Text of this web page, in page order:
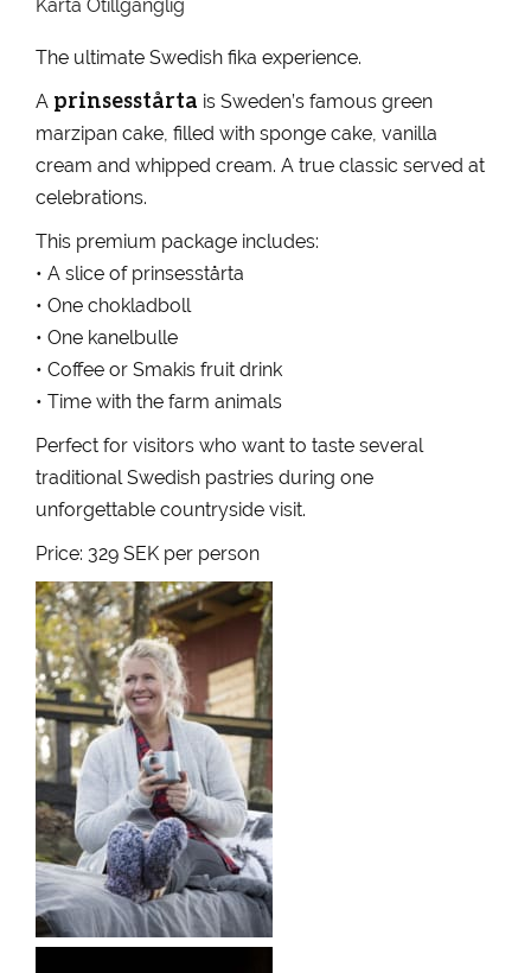
Karta Otillgänglig
The ultimate Swedish fika experience.
A prinsesstårta is Sweden’s famous green
marzipan cake, filled with sponge cake, vanilla
cream and whipped cream. A true classic served at
celebrations.
This premium package includes:
• A slice of prinsesstårta
• One chokladboll
• One kanelbulle
• Coffee or Smakis fruit drink
• Time with the farm animals
Perfect for visitors who want to taste several
traditional Swedish pastries during one
unforgettable countryside visit.
Price: 329 SEK per person